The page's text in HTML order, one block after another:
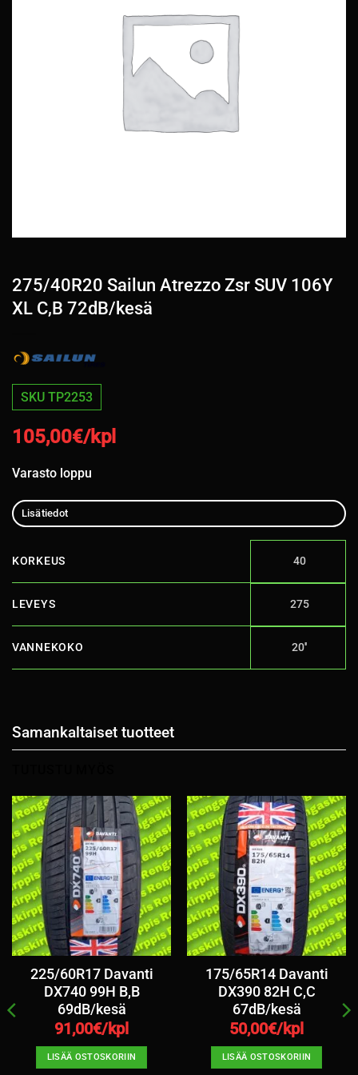
275/40R20 Sailun Atrezzo Zsr SUV 106Y
XL C,B 72dB/kesä
SKU TP2253
105,00€/kpl
Varasto loppu
Lisätiedot
KORKEUS 40
LEVEYS 275
VANNEKOKO 20''
Samankaltaiset tuotteet
225/60R17 Davanti
DX740 99H B,B
69dB/kesä
91,00€/kpl
LISÄÄ OSTOSKORIIN
175/65R14 Davanti
DX390 82H C,C
67dB/kesä
50,00€/kpl
LISÄÄ OSTOSKORIIN